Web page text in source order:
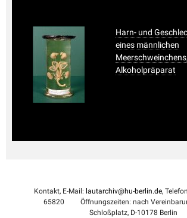
Harn- und
eines männlichen
Meerschweinchens,
Alkoholpräparat
Kontakt, E-Mail: lautarchiv@hu-berlin.de,
65820
Öffnungszeiten: nach
Schloßplatz, D-10178 Berlin